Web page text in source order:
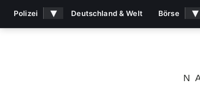
Polizei ▾ Deutschland & Welt Börse ▾